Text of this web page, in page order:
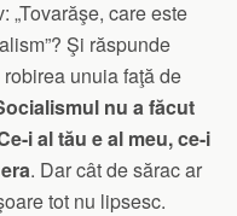
„Tovarăşe, care este
Şi răspunde
unuia faţă de
nu a făcut
i al tău e al meu, ce-i
. Dar cât de sărac ar
tot nu lipsesc.